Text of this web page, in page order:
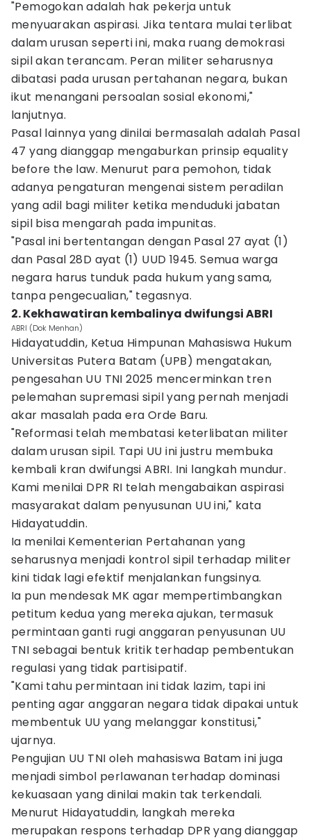
"Pemogokan adalah hak pekerja untuk
menyuarakan aspirasi. Jika tentara mulai terlibat
dalam urusan seperti ini, maka ruang demokrasi
sipil akan terancam. Peran militer seharusnya
dibatasi pada urusan pertahanan negara, bukan
ikut menangani persoalan sosial ekonomi,"
lanjutnya.
Pasal lainnya yang dinilai bermasalah adalah Pasal
47 yang dianggap mengaburkan prinsip equality
before the law. Menurut para pemohon, tidak
adanya pengaturan mengenai sistem peradilan
yang adil bagi militer ketika menduduki jabatan
sipil bisa mengarah pada impunitas.
"Pasal ini bertentangan dengan Pasal 27 ayat (1)
dan Pasal 28D ayat (1) UUD 1945. Semua warga
negara harus tunduk pada hukum yang sama,
tanpa pengecualian," tegasnya.
2. Kekhawatiran kembalinya dwifungsi ABRI
ABRI (Dok Menhan)
Hidayatuddin, Ketua Himpunan Mahasiswa Hukum
Universitas Putera Batam (UPB) mengatakan,
pengesahan UU TNI 2025 mencerminkan tren
pelemahan supremasi sipil yang pernah menjadi
akar masalah pada era Orde Baru.
"Reformasi telah membatasi keterlibatan militer
dalam urusan sipil. Tapi UU ini justru membuka
kembali kran dwifungsi ABRI. Ini langkah mundur.
Kami menilai DPR RI telah mengabaikan aspirasi
masyarakat dalam penyusunan UU ini," kata
Hidayatuddin.
Ia menilai Kementerian Pertahanan yang
seharusnya menjadi kontrol sipil terhadap militer
kini tidak lagi efektif menjalankan fungsinya.
Ia pun mendesak MK agar mempertimbangkan
petitum kedua yang mereka ajukan, termasuk
permintaan ganti rugi anggaran penyusunan UU
TNI sebagai bentuk kritik terhadap pembentukan
regulasi yang tidak partisipatif.
"Kami tahu permintaan ini tidak lazim, tapi ini
penting agar anggaran negara tidak dipakai untuk
membentuk UU yang melanggar konstitusi,"
ujarnya.
Pengujian UU TNI oleh mahasiswa Batam ini juga
menjadi simbol perlawanan terhadap dominasi
kekuasaan yang dinilai makin tak terkendali.
Menurut Hidayatuddin, langkah mereka
merupakan respons terhadap DPR yang dianggap